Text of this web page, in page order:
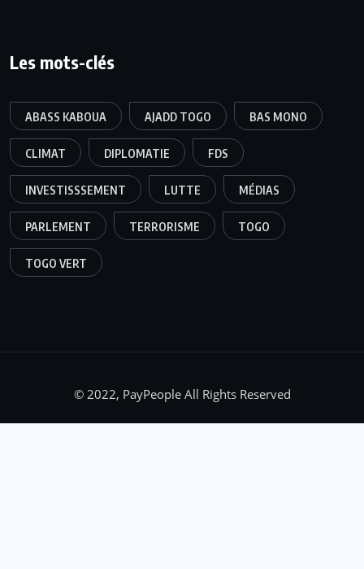
Les mots-clés
ABASS KABOUA AJADD TOGO BAS MONO
CLIMAT DIPLOMATIE FDS
INVESTISSSEMENT LUTTE MÉDIAS
PARLEMENT TERRORISME TOGO
TOGO VERT
© 2022, PayPeople All Rights Reserved